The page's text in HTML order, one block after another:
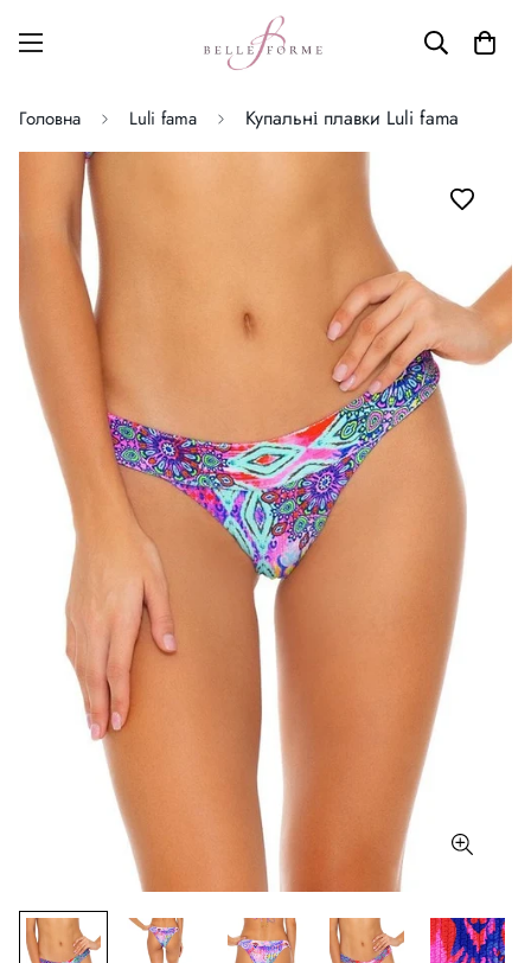
Головна Luli fama Купальні плавки Luli fama